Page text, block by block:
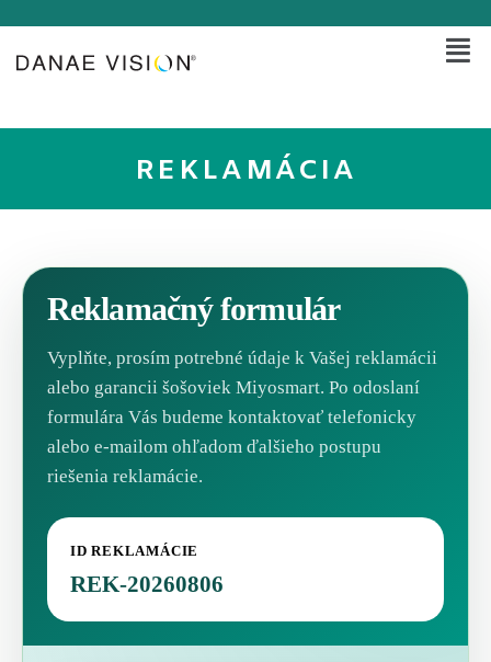
REKLAMÁCIA
Reklamačný formulár
Vyplňte, prosím potrebné údaje k Vašej reklamácii
alebo garancii šošoviek Miyosmart. Po odoslaní
formulára Vás budeme kontaktovať telefonicky
alebo e-mailom ohľadom ďalšieho postupu
riešenia reklamácie.
ID REKLAMÁCIE
REK-20260806